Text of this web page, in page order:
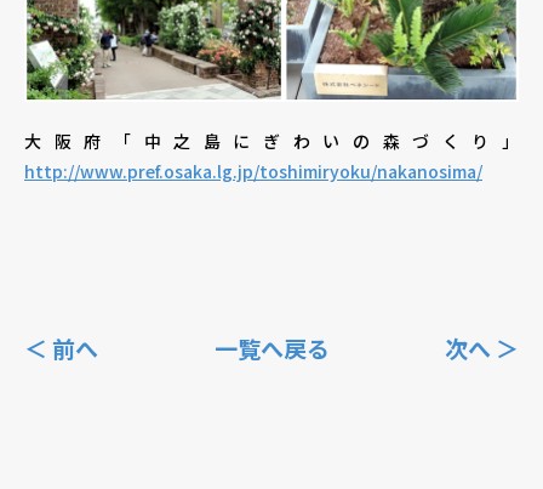
大阪府「中之島にぎわいの森づくり」
http://www.pref.osaka.lg.jp/toshimiryoku/nakanosima/
＜ 前へ 一覧へ戻る 次へ ＞